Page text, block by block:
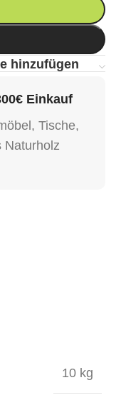
hinzufügen
Einkauf
Tische,
Naturholz
10 kg